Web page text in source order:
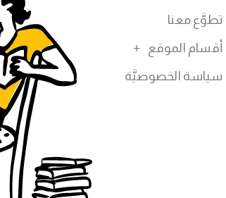
تطوَّع معنا
أقسام الموقع
سياسة الخصوصيَّة